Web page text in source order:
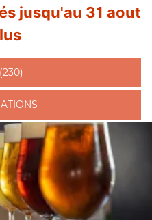
jusqu'au 31 aout